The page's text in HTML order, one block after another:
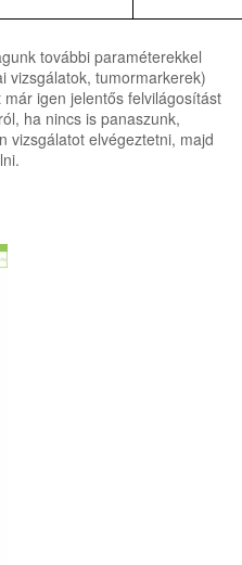
további paraméterekkel
vizsgálatok, tumormarkerek)
igen jelentős felvilágosítást
ha nincs is panaszunk,
vizsgálatot elvégeztetni, majd